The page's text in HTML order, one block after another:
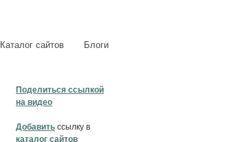
Каталог сайтов Блоги
Поделиться ссылкой
на видео
Добавить ссылку в
каталог сайтов